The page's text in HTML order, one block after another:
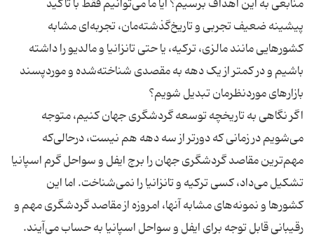
منابعی به این اهداف برسیم؟ آیا ما می‌توانیم فقط با تأکید
پیشینه ضعیف تجربی و تاریخ‌گذشته‌مان، تجربه‌ای مشابه
کشورهایی مانند مالزی، ترکیه، یا حتی تانزانیا و مالدیو را داشته
باشیم و در کمتر از یک دهه به مقصدی شناخته‌شده و موردپسند
اگر نگاهی به تاریخچه توسعه گردشگری جهان کنیم، متوجه
می‌شویم در زمانی که دورتر از سه دهه هم نیست، درحالی‌که
مهم‌ترین مقاصد گردشگری جهان را برج ایفل و سواحل گرم اسپانیا
تشکیل می‌داد، کسی ترکیه و تانزانیا را نمی‌شناخت. اما این
کشورها و نمونه‌های مشابه آنها، امروزه از مقاصد گردشگری مهم و
رقیبانی قابل توجه برای ایفل و سواحل اسپانیا به حساب می‌آیند.